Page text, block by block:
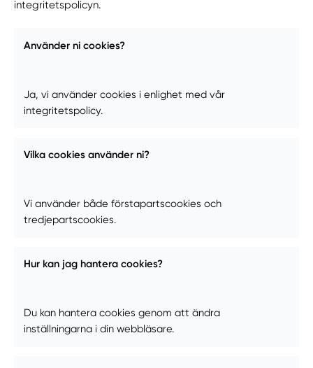
integritetspolicyn.
Använder ni cookies?
Ja, vi använder cookies i enlighet med vår
integritetspolicy.
Vilka cookies använder ni?
Vi använder både förstapartscookies och
tredjepartscookies.
Hur kan jag hantera cookies?
Du kan hantera cookies genom att ändra
inställningarna i din webbläsare.